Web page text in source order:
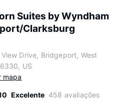
Suites by Wyndham
Clarksburg
Drive, Bridgeport, West
US
mapa
Excelente 458 avaliações